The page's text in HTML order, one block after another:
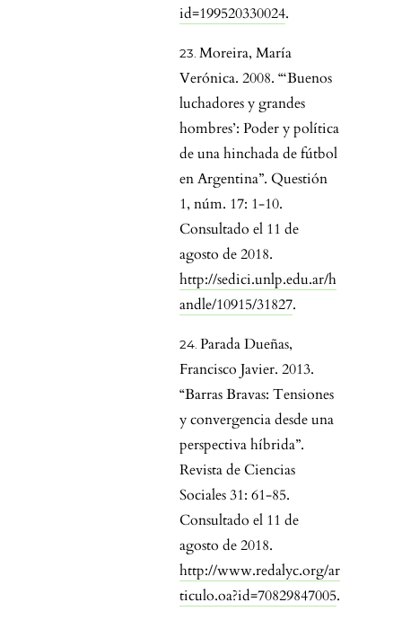
id=199520330024.
Moreira, María
Verónica. 2008. “‘Buenos
luchadores y grandes
hombres’: Poder y política
de una hinchada de fútbol
en Argentina”. Questión
1, núm. 17: 1-10.
Consultado el 11 de
agosto de 2018.
http://sedici.unlp.edu.ar/h
andle/10915/31827.
Parada Dueñas,
Francisco Javier. 2013.
“Barras Bravas: Tensiones
y convergencia desde una
perspectiva híbrida”.
Revista de Ciencias
Sociales 31: 61-85.
Consultado el 11 de
agosto de 2018.
http://www.redalyc.org/ar
ticulo.oa?id=70829847005.